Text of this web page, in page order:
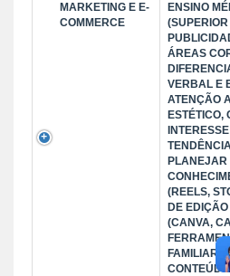
MARKETING E E-
COMMERCE
ENSINO
ÁREAS
VERBAL E
ATENÇÃO
ESTÉTICO,
PLANEJAR
(REELS,
DE
(CANVA,